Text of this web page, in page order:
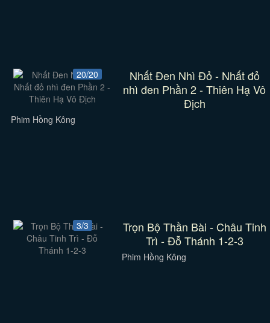
20/20
Nhất Đen Nhì Đỏ - Nhất đỏ
nhì đen Phần 2 - Thiên Hạ Vô
Địch
Phim Hồng Kông
3/3
Trọn Bộ Thần Bài - Châu Tinh
Trì - Đỗ Thánh 1-2-3
Phim Hồng Kông